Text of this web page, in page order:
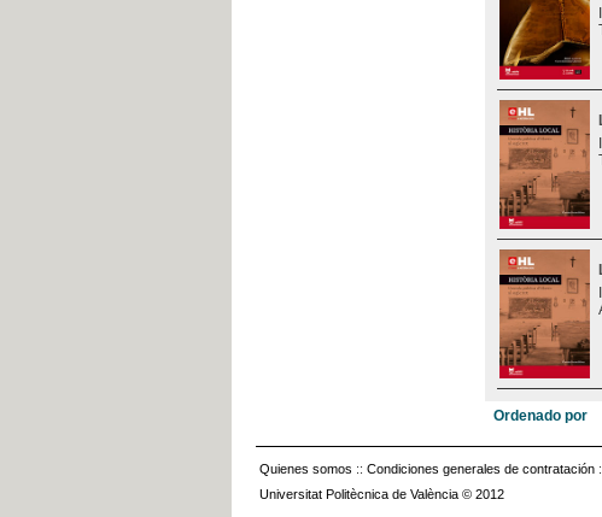
Ordenado por
Quienes somos :: Condiciones generales de contratación
Universitat Politècnica de València © 2012